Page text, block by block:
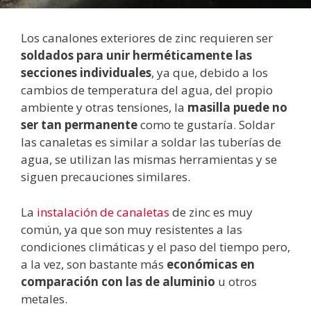
Los canalones exteriores de zinc requieren ser
soldados para unir herméticamente las
secciones individuales, ya que, debido a los
cambios de temperatura del agua, del propio
ambiente y otras tensiones, la masilla puede no
ser tan permanentecomo te gustaría. Soldar
las canaletas es similar a soldar las tuberías de
agua, se utilizan las mismas herramientas y se
siguen precauciones similares.
La instalación de canaletas de zinc es muy
común, ya que son muy resistentes a las
condiciones climáticas y el paso del tiempo pero,
a la vez, son bastante más económicas en
comparación con las de aluminio u otros
metales.